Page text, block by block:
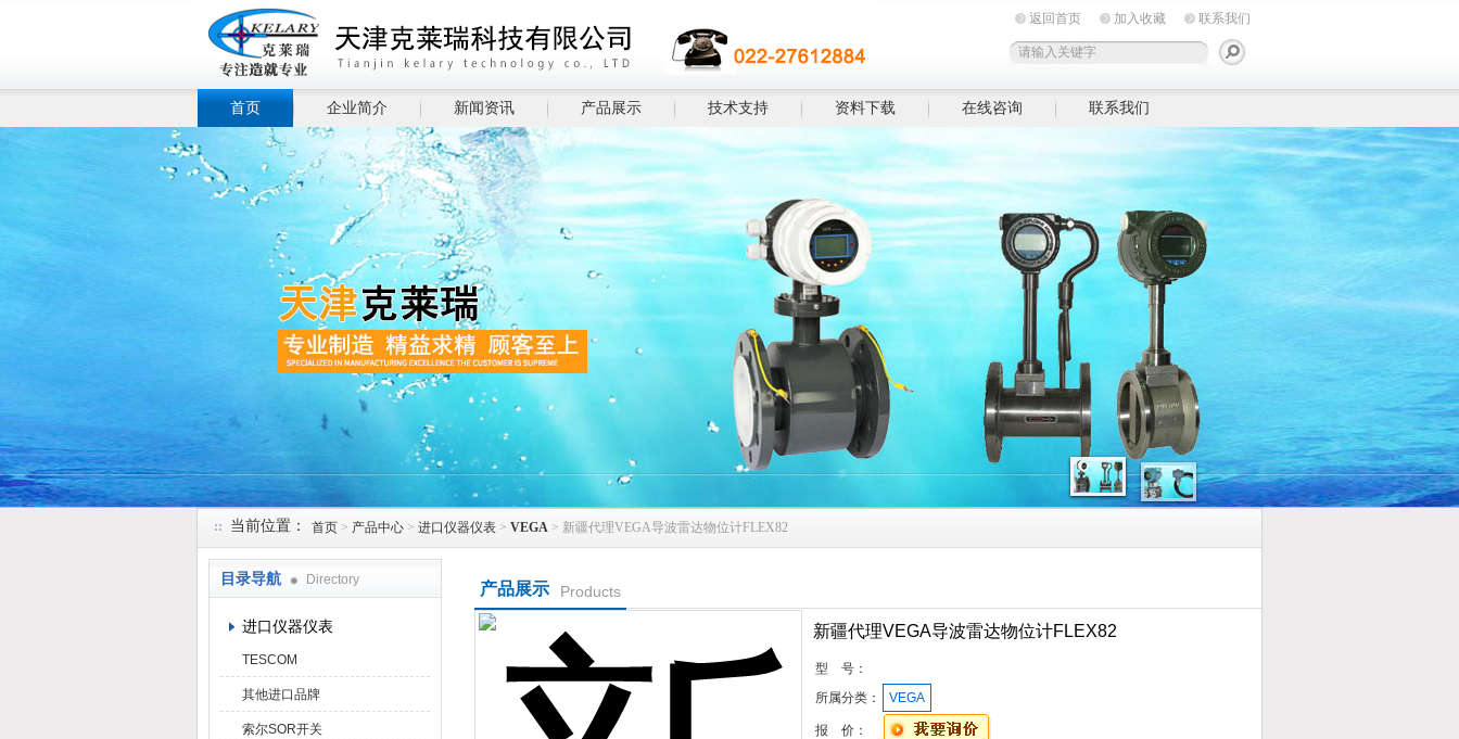
返回首页 加入收藏 联系我们
首页 企业简介 新闻资讯 产品展示 技术支持 资料下载 在线咨询 联系我们
当前位置： 首页 > 产品中心 > 进口仪器仪表 > VEGA > 新疆代理VEGA导波雷达物位计FLEX82
目录导航 Directory
进口仪器仪表
TESCOM
其他进口品牌
索尔SOR开关
产品展示 Products
新疆代理VEGA导波雷达物位计FLEX82
型 号：
所属分类：
VEGA
报 价：